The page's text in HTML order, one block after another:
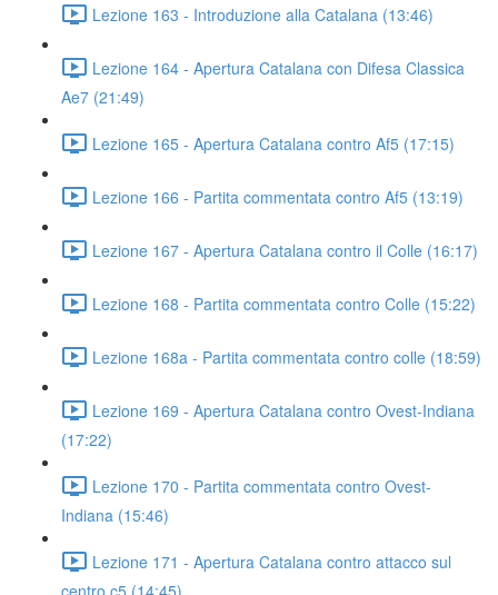
Lezione 163 - Introduzione alla Catalana (13:46)
Lezione 164 - Apertura Catalana con Difesa Classica
Ae7 (21:49)
Lezione 165 - Apertura Catalana contro Af5 (17:15)
Lezione 166 - Partita commentata contro Af5 (13:19)
Lezione 167 - Apertura Catalana contro il Colle (16:17)
Lezione 168 - Partita commentata contro Colle (15:22)
Lezione 168a - Partita commentata contro colle (18:59)
Lezione 169 - Apertura Catalana contro Ovest-Indiana
(17:22)
Lezione 170 - Partita commentata contro Ovest-
Indiana (15:46)
Lezione 171 - Apertura Catalana contro attacco sul
centro c5 (14:45)